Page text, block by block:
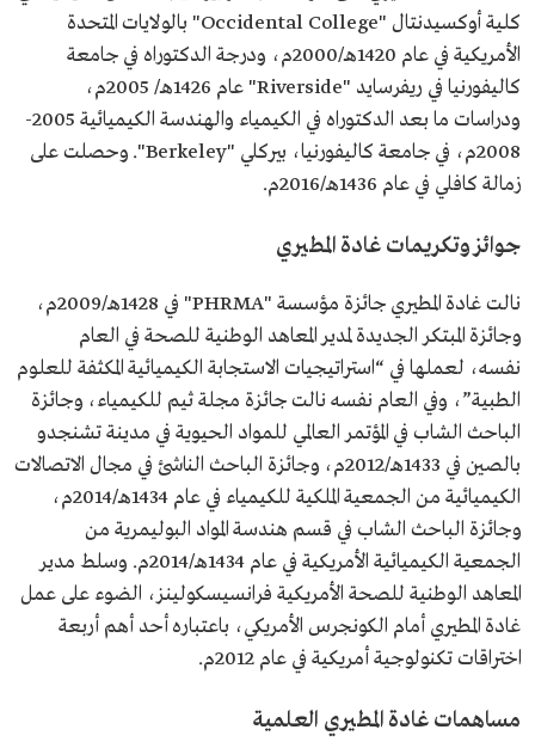
كلية أوكسيدنتال "Occidental College" بالولايات المتحدة
الأمريكية في عام 1420هـ/2000م، ودرجة الدكتوراه في جامعة
كاليفورنيا في ريفرسايد "Riverside" عام 1426هـ/ 2005م،
ودراسات ما بعد الدكتوراه في الكيمياء والهندسة الكيميائية 2005-
2008م، في جامعة كاليفورنيا، بيركلي "Berkeley". وحصلت على
زمالة كافلي في عام 1436هـ/2016م.
جوائز وتكريمات غادة المطيري
نالت غادة المطيري جائزة مؤسسة "PHRMA" في 1428هـ/2009م،
وجائزة المبتكر الجديدة لمدير المعاهد الوطنية للصحة في العام
نفسه، لعملها في “استراتيجيات الاستجابة الكيميائية المكثفة للعلوم
الطبية”، وفي العام نفسه نالت جائزة مجلة ثيم للكيمياء، وجائزة
الباحث الشاب في المؤتمر العالمي للمواد الحيوية في مدينة تشنجدو
بالصين في 1433هـ/2012م، وجائزة الباحث الناشئ في مجال الاتصالات
الكيميائية من الجمعية الملكية للكيمياء في عام 1434هـ/2014م،
وجائزة الباحث الشاب في قسم هندسة المواد البوليمرية من
الجمعية الكيميائية الأمريكية في عام 1434هـ/2014م. وسلط مدير
المعاهد الوطنية للصحة الأمريكية فرانسيسكولينز، الضوء على عمل
غادة المطيري أمام الكونجرس الأمريكي، باعتباره أحد أهم أربعة
اختراقات تكنولوجية أمريكية في عام 2012م.
مساهمات غادة المطيري العلمية